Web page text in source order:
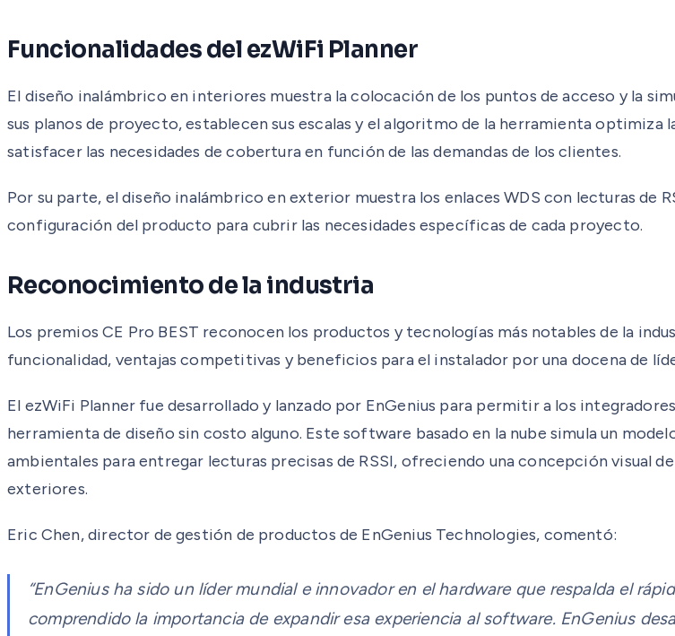
Funcionalidades del ezWiFi Planner
El diseño inalámbrico en interiores muestra la colocación de los puntos de acceso y la
sus planos de proyecto, establecen sus escalas y el algoritmo de la herramienta
satisfacer las necesidades de cobertura en función de las demandas de los clientes.
Por su parte, el diseño inalámbrico en exterior muestra los enlaces WDS con lecturas de
configuración del producto para cubrir las necesidades específicas de cada proyecto.
Reconocimiento de la industria
Los premios CE Pro BEST reconocen los productos y tecnologías más notables de la
funcionalidad, ventajas competitivas y beneficios para el instalador por una docena de
El ezWiFi Planner fue desarrollado y lanzado por EnGenius para permitir a los
herramienta de diseño sin costo alguno. Este software basado en la nube simula un
ambientales para entregar lecturas precisas de RSSI, ofreciendo una concepción visual
exteriores.
Eric Chen, director de gestión de productos de EnGenius Technologies, comentó:
“EnGenius ha sido un líder mundial e innovador en el hardware que respalda el
comprendido la importancia de expandir esa experiencia al software. EnGenius